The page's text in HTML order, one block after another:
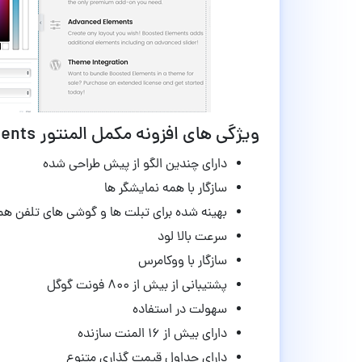
ویژگی های افزونه مکمل المنتور Boosted Elements وردپرس نسخه 4.9
دارای چندین الگو از پیش طراحی شده
سازگار با همه نمایشگر ها
بهینه شده برای تبلت ها و گوشی های تلفن
سرعت بالا لود
سازگار با ووکامرس
پشتیبانی از بیش از ۸۰۰ فونت گوگل
سهولت در استفاده
دارای بیش از ۱۶ المنت سازنده